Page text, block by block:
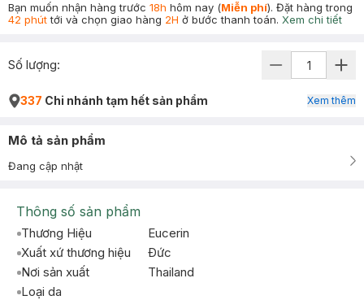
Bạn muốn nhận hàng trước 18h hôm nay (Miễn phí). Đặt hàng trong
42 phúttới và chọn giao hàng 2H ở bước thanh toán. Xem chi tiết
Số lượng:
337 Chi nhánh tạm hết sản phẩm Xem thêm
Mô tả sản phẩm
Đang cập nhật
Thông số sản phẩm
Thương Hiệu
Eucerin
Xuất xứ thương hiệu
Ðức
Nơi sản xuất
Thailand
Loại da